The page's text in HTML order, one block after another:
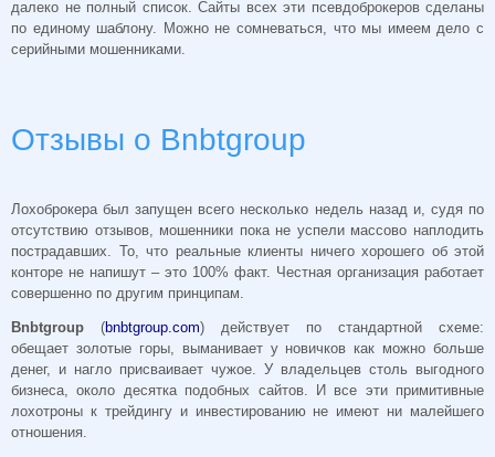
далеко не полный список. Сайты всех эти псевдоброкеров сделаны
по единому шаблону. Можно не сомневаться, что мы имеем дело с
серийными мошенниками.
Отзывы о Bnbtgroup
Лохоброкера был запущен всего несколько недель назад и, судя по
отсутствию отзывов, мошенники пока не успели массово наплодить
пострадавших. То, что реальные клиенты ничего хорошего об этой
конторе не напишут – это 100% факт. Честная организация работает
совершенно по другим принципам.
Bnbtgroup (bnbtgroup.com) действует по стандартной схеме:
обещает золотые горы, выманивает у новичков как можно больше
денег, и нагло присваивает чужое. У владельцев столь выгодного
бизнеса, около десятка подобных сайтов. И все эти примитивные
лохотроны к трейдингу и инвестированию не имеют ни малейшего
отношения.